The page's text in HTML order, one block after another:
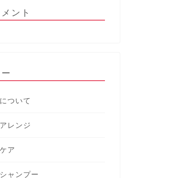
ント
ついて
レンジ
ア
ャンプー